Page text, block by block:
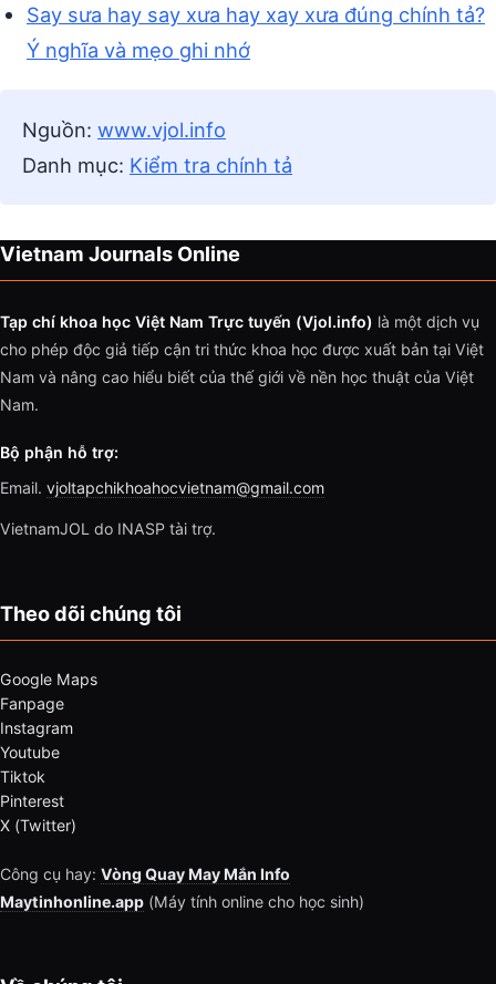
Say sưa hay say xưa hay xay xưa đúng chính tả?
Ý nghĩa và mẹo ghi nhớ
Nguồn: www.vjol.info
Danh mục: Kiểm tra chính tả
Vietnam Journals Online
Tạp chí khoa học Việt Nam Trực tuyến (Vjol.info) là một dịch vụ
cho phép độc giả tiếp cận tri thức khoa học được xuất bản tại Việt
Nam và nâng cao hiểu biết của thế giới về nền học thuật của Việt
Nam.
Bộ phận hỗ trợ:
Email. vjoltapchikhoahocvietnam@gmail.com
VietnamJOL do INASP tài trợ.
Theo dõi chúng tôi
Google Maps
Fanpage
Instagram
Youtube
Tiktok
Pinterest
X (Twitter)
Công cụ hay: Vòng Quay May Mắn Info
Maytinhonline.app (Máy tính online cho học sinh)